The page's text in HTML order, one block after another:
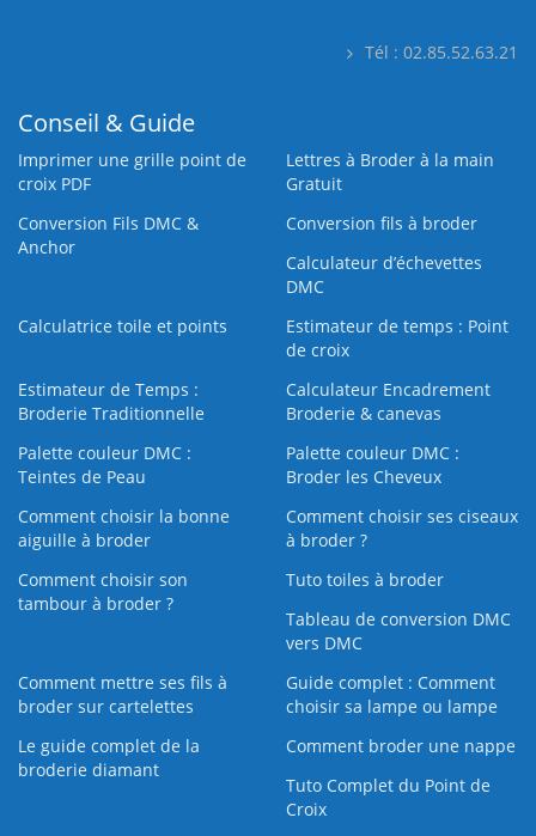
Tél : 02.85.52.63.21
Conseil & Guide
Imprimer une grille point de
croix PDF
Lettres à Broder à la main
Gratuit
Conversion Fils DMC &
Anchor
Conversion fils à broder
Calculateur d’échevettes
DMC
Calculatrice toile et points
Estimateur de temps : Point
de croix
Estimateur de Temps :
Broderie Traditionnelle
Calculateur Encadrement
Broderie & canevas
Palette couleur DMC :
Teintes de Peau
Palette couleur DMC :
Broder les Cheveux
Comment choisir la bonne
aiguille à broder
Comment choisir ses ciseaux
à broder ?
Comment choisir son
tambour à broder ?
Tuto toiles à broder
Tableau de conversion DMC
vers DMC
Comment mettre ses fils à
broder sur cartelettes
Guide complet : Comment
choisir sa lampe ou lampe
Le guide complet de la
broderie diamant
Comment broder une nappe
Tuto Complet du Point de
Croix